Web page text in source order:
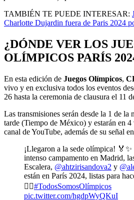
TAMBIÉN TE PUEDE INTERESAR:
Charlotte Dujardin fuera de Paris 2024
¿DÓNDE VER LOS
OLÍMPICOS PARÍS
En esta edición de Juegos Olímpicos,
vivo y en exclusiva todos los eventos
26 hasta la ceremonia de clausura el 11
Las transmisiones serán desde la 1 de la
tarde (Tiempo de México) y estarán en 4
canal de YouTube, además de su señal
¡Llegaron a la sede olímpica! 🏅✨
intenso campamento en Madrid,
Escalera, @ahtzirisandova2 y
están en París 2024, listas para
🤸‍♀️#TodosSomosOlímpicos
pic.twitter.com/hgdpWyQKuI